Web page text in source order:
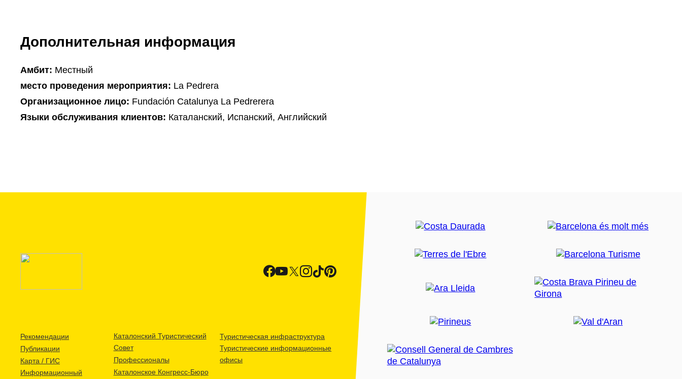
Дополнительная информация
Амбит: Местный
место проведения мероприятия: La Pedrera
Организационное лицо: Fundación Catalunya La Pedrerera
Языки обслуживания клиентов: Каталанский, Испанский, Английский
Рекомендации
Публикации
Карта / ГИС
Информационный
Каталонский Туристический
Совет
Профессионалы
Каталонское Конгресс-Бюро
Туристическая инфраструктура
Туристические информационные
офисы